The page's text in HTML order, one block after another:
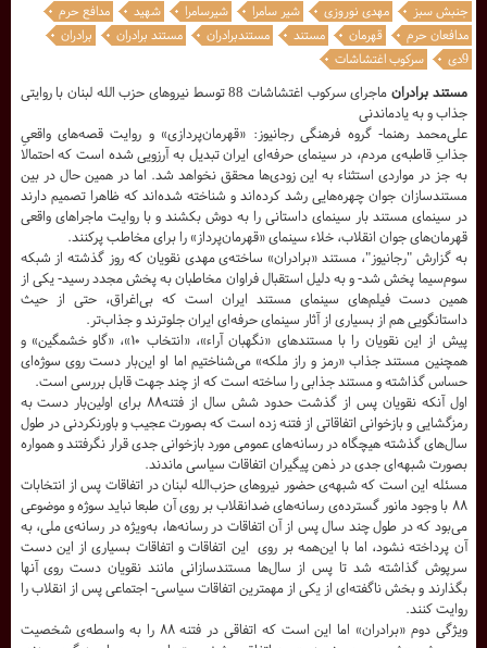
مستند برادران
ماجرای سرکوب اغتشاشات 88 توسط نیروهای حزب الله لبنان با روایتی
جذاب و به یادماندنی
علی‌محمد رهنما- گروه فرهنگی رجانیوز: «قهرمان‌پردازی» و روایت قصه‌های واقعیِ
جذابِ قاطبه‌ی مردم، در سینمای حرفه‌ای ایران تبدیل به آرزویی شده است که احتمالا
به جز در مواردی استثناء به این زودی‌ها محقق نخواهد شد. اما در همین حال در بین
مستندسازان جوان چهره‌هایی رشد کرده‌اند و شناخته‌ شده‌اند که ظاهرا تصمیم دارند
در سینمای مستند بار سینمای داستانی را به دوش بکشند و با روایت ماجراهای واقعی
قهرمان‌های جوان انقلاب، خلاء سینمای «قهرمان‌پرداز» را برای مخاطب پرکنند.
به گزارش "رجانیوز"، مستند «برادران» ساخته‌ی مهدی نقویان که روز گذشته از شبکه
سوم‌سیما پخش شد- و به دلیل استقبال فراوان مخاطبان به پخش مجدد رسید- یکی از
همین دست فیلم‌های سینمای مستند ایران است که بی‌اغراق، حتی از حیث
داستانگویی هم از بسیاری از آثار سینمای حرفه‌ای ایران جلوترند و جذاب‌تر.
پیش از این نقویان را با مستندهای «نگهبان آراء»، «انتخاب ۱۰»، «گاو خشمگین» و
همچنین مستند جذاب «رمز و راز ملکه» می‌شناختیم اما او این‌بار دست روی سوژه‌ای
حساس گذاشته و مستند جذابی را ساخته است که از چند جهت قابل بررسی است.
اول آنکه نقویان پس از گذشت حدود شش سال از فتنه۸۸ برای اولین‌بار دست به
رمزگشایی و بازخوانی اتفاقاتی از فتنه زده است که بصورت عجیب و باورنکردنی در طول
سال‌های گذشته هیچگاه در رسانه‌‌های عمومی مورد بازخوانی جدی قرار نگرفتند و همواره
بصورت شبهه‌ای جدی در ذهن پیگیران اتفاقات سیاسی ماندند.
مسئله این است که شبهه‌ی حضور نیروهای حزب‌الله لبنان در اتفاقات پس از انتخابات
۸۸ با وجود مانور گسترده‌ی رسانه‌های ضدانقلاب بر روی آن طبعا نباید سوژه و موضوعی
می‌بود که در طول چند سال پس از آن اتفاقات در رسانه‌ها، به‌ویژه در رسانه‌ی ملی، به
آن پرداخته نشود، اما با این‌همه بر روی این اتفاقات و اتفاقات بسیاری از این دست
سرپوش گذاشته شد تا پس از سال‌ها مستندسازانی مانند نقویان دست روی آنها
بگذارند و بخش ناگفته‌ای از یکی از مهمترین اتفاقات سیاسی- اجتماعی پس از انقلاب را
روایت کنند.
ویژگی دوم «برادران» اما این است که اتفاقی در فتنه ۸۸ را به واسطه‌ی شخصیت
جنبش سبز
مهدی نوروزی شیر سامرا شیرسامرا شهید
مدافع حرم
مدافعان حرم
قهرمان مستند مستندبرادران مستند برادران
برادران
9دی
سرکوب اغتشاشات